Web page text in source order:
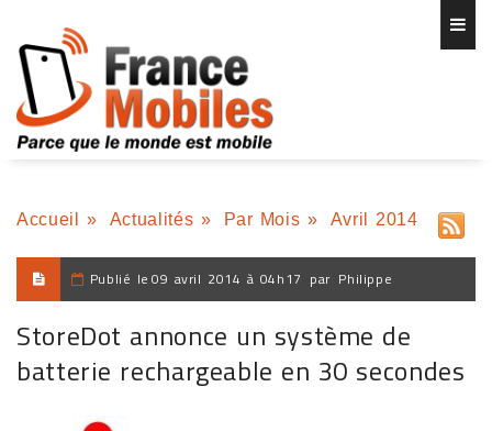
Accueil » Actualités » Par Mois » Avril 2014
Publié le 09 avril 2014 à 04h17 par Philippe
StoreDot annonce un système de
batterie rechargeable en 30 secondes